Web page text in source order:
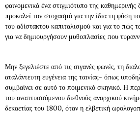
φαινομενικά ένα στιγμιότυπο της
προκαλεί τον στοχασμό για την ίδια τη φύση
του αδίστακτου καπιταλισμού και για το πώς
για να δημιουργήσουν μυθοπλασίες που
Μην ξεγελιέστε από τις σιγανές φωνές, τη
αταλάντευτη ευγένεια της ταινίας- όπως
συμβαίνει σε αυτό το ποιμενικό σκηνικό. Η
του αναπτυσσόμενου διεθνούς αναρχικού
δεκαετίας του 1800, όταν η ελβετική